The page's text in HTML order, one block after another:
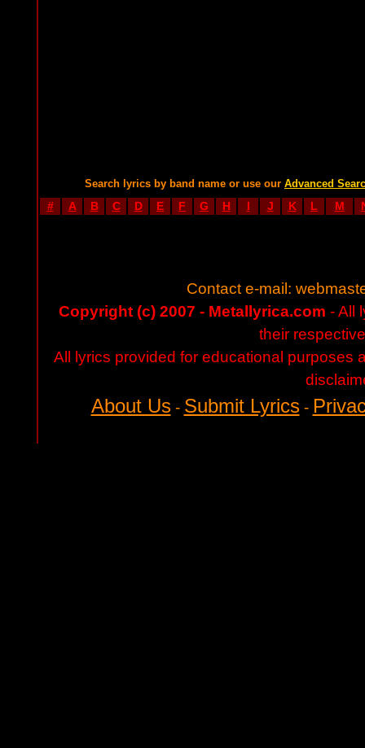
Search lyrics by band name or use our Advanced
# A B C D E F G H I J K L M
Contact e-mail:
Copyright (c) 2007 - Metallyrica.com - All
their
All lyrics provided for educational purposes
About Us- Submit Lyrics-